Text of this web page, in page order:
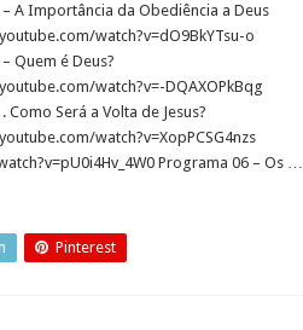
A Importância da Obediência a Deus
watch?v=dO9BkYTsu-o
Quem é Deus?
watch?v=-DQAXOPkBqg
Como Será a Volta de Jesus?
watch?v=XopPCSG4nzs
Programa 06 – Os …
Pinterest